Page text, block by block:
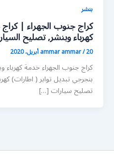
بنشر
كهرباء وبنشر, تصليح
ammar ammar/20 أبريل، 2020
كراج جنوب الجهراء خدمة كهرباء
بنجرجي تبديل تواير ( اطارات)
تصليح سيارات […]